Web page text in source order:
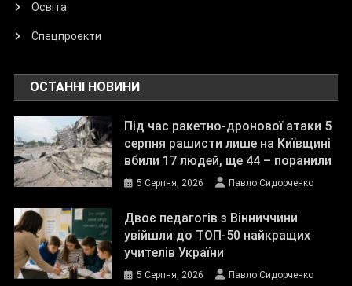
Освіта
Спецпроекти
ОСТАННІ НОВИНИ
Під час ракетно-дронової атаки 5
серпня рашисти лише на Київщині
вбили 17 людей, ще 44 – поранили
5 Серпня, 2026 Павло Сидорченко
Двоє педагогів з Вінниччини
увійшли до ТОП-50 найкращих
учителів України
5 Серпня, 2026 Павло Сидорченко